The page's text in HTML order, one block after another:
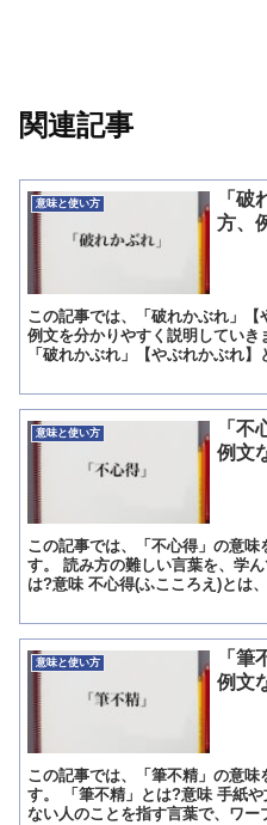
関連記事
意味と使い方
「
方、
この記事では、「破れかぶれ」【
例文を分かりやすく説明してい
「破れかぶれ」【やぶれかぶれ
意味と使い方
「不
例文
この記事では、「不心得」の意味
す。 読み方の難しい言葉を、学
は?意味 不心得(ふこころえ)とは
意味と使い方
「筆
例文
この記事では、「筆不精」の意味
す。 「筆不精」とは?意味 手紙
ない人のことを指す言葉で、ワ